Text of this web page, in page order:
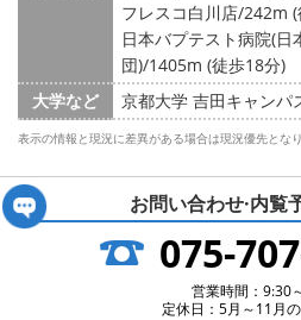
フレスコ白川店/242m
日本バプテスト病院(
団)/1405m (徒歩18分)
大学など
京都大学 吉田キャン
表示の情報と現況に差異がある場合は現況優先となり
お問い合わせ·内覧
075-
営業時間：9:30
定休日：5月～11月